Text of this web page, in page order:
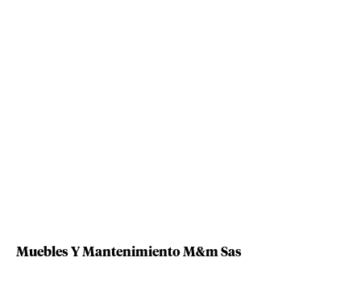
Muebles Y Mantenimiento M&m Sas